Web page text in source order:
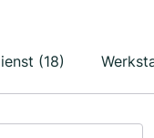
(18)